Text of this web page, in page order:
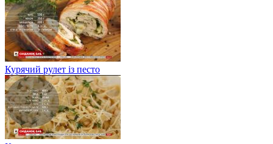
Курячий рулет із песто